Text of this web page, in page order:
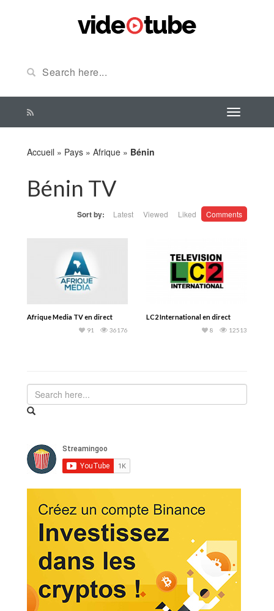
Accueil » Pays » Afrique » Bénin
Bénin TV
Sort by: Latest Viewed Liked Comments
Afrique Media TV en direct
36176
91
LC2 International en direct
12513
8